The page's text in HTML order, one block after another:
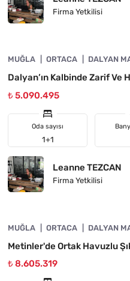
Firma Yetkilisi
ÖNE ÇIKAN
MUĞLA ORTACA DALYAN
Dalyan’ın Kalbinde Zarif Ve
₺ 5.090.495
Oda sayısı
1+1
Leanne TEZCAN
Firma Yetkilisi
MUĞLA ORTACA DALYAN
Metinler'de Ortak Havuzlu
₺ 8.605.319